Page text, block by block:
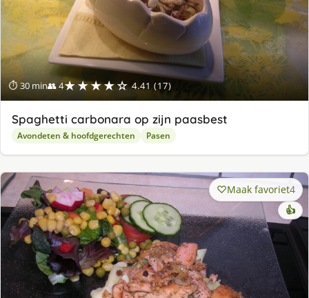
⏱ 30 min👥 4★★★★☆ 4.41 (17)
Spaghetti carbonara op zijn paasbest
Avondeten & hoofdgerechten Pasen
Maak favoriet4
👍